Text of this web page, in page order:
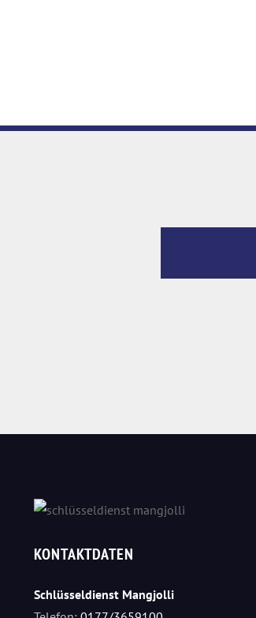
KONTAKTDATEN
Schlüsseldienst Mangjolli